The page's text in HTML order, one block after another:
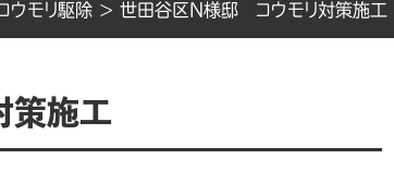
ウモリ駆除 > 世田谷区N様邸 コウモリ対策施工
策施工